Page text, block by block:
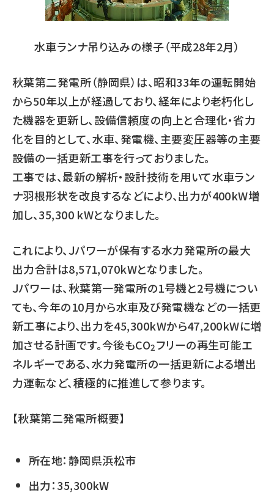
水車ランナ吊り込みの様子（平成28年2月）
秋葉第二発電所（静岡県）は、昭和33年の運転開始
から50年以上が経過しており、経年により老朽化し
た機器を更新し、設備信頼度の向上と合理化・省力
化を目的として、水車、発電機、主要変圧器等の主要
設備の一括更新工事を行っておりました。
工事では、最新の解析・設計技術を用いて水車ラン
ナ羽根形状を改良するなどにより、出力が400kW増
加し、35,300 kWとなりました。
これにより、Ｊパワーが保有する水力発電所の最大
出力合計は8,571,070kWとなりました。
Ｊパワーは、秋葉第一発電所の1号機と2号機につい
ても、今年の10月から水車及び発電機などの一括更
新工事により、出力を45,300kWから47,200kWに増
加させる計画です。今後もCO2フリーの再生可能エ
ネルギーである、水力発電所の一括更新による増出
力運転など、積極的に推進して参ります。
【秋葉第二発電所概要】
所在地：静岡県浜松市
出力：35,300kW